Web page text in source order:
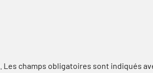
Les champs obligatoires sont indiqués